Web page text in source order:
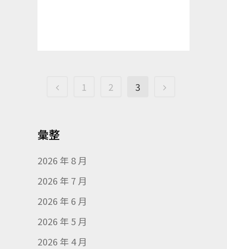
1 2 3
彙整
2026 年 8 月
2026 年 7 月
2026 年 6 月
2026 年 5 月
2026 年 4 月